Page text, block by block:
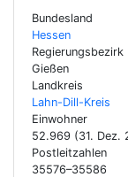
Bundesland
Hessen
Regierungsbezirk
Gießen
Landkreis
Lahn-Dill-Kreis
Einwohner
52.969 (31. Dez.
Postleitzahlen
35576–35586